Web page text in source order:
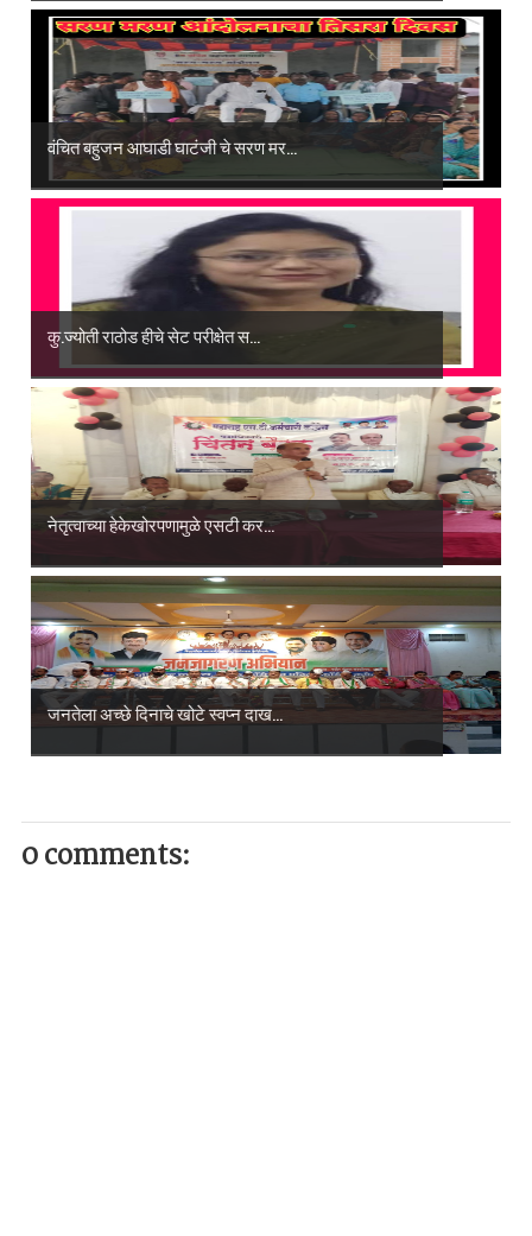
वंचित बहुजन आघाडी घाटंजी चे सरण मर...
कु.ज्योती राठोड हीचे सेट परीक्षेत स...
नेतृत्वाच्या हेकेखोरपणामुळे एसटी कर...
जनतेला अच्छे दिनाचे खोटे स्वप्न दाख...
0 comments: